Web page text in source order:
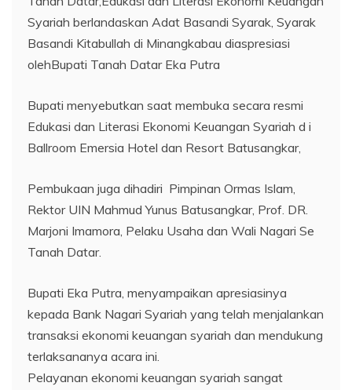
Syariah berlandaskan Adat Basandi Syarak, Syarak
Basandi Kitabullah di Minangkabau diaspresiasi
olehBupati Tanah Datar Eka Putra
Bupati menyebutkan saat membuka secara resmi
Edukasi dan Literasi Ekonomi Keuangan Syariah d i
Ballroom Emersia Hotel dan Resort Batusangkar,
Pembukaan juga dihadiri Pimpinan Ormas Islam,
Rektor UIN Mahmud Yunus Batusangkar, Prof. DR.
Marjoni Imamora, Pelaku Usaha dan Wali Nagari Se
Tanah Datar.
Bupati Eka Putra, menyampaikan apresiasinya
kepada Bank Nagari Syariah yang telah menjalankan
transaksi ekonomi keuangan syariah dan mendukung
terlaksananya acara ini.
Pelayanan ekonomi keuangan syariah sangat